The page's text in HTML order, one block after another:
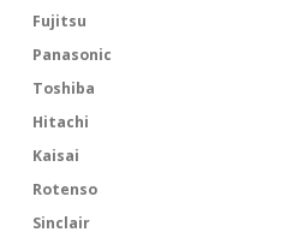
Fujitsu
Panasonic
Toshiba
Hitachi
Kaisai
Rotenso
Sinclair